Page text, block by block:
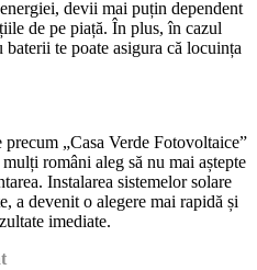
devii mai puțin dependent
de pe piață. În plus, în cazul
te poate asigura că locuința
„Casa Verde Fotovoltaice”
români aleg să nu mai aștepte
Instalarea sistemelor solare
a devenit o alegere mai rapidă și
imediate.